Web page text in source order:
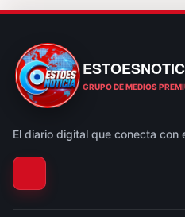
GRUPO DE MEDIOS
El diario digital que conecta con